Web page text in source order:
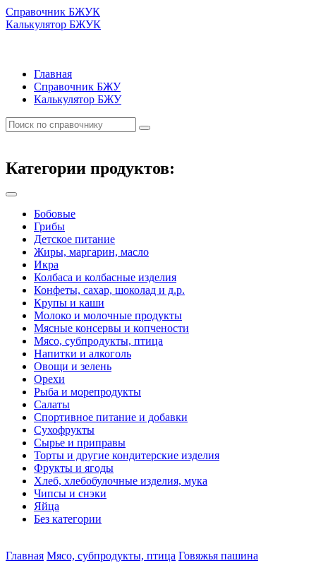
Справочник БЖУК
Калькулятор БЖУК
Главная
Справочник БЖУ
Калькулятор БЖУ
Категории продуктов:
Бобовые
Грибы
Детское питание
Жиры, маргарин, масло
Икра
Колбаса и колбасные изделия
Конфеты, сахар, шоколад и д.р.
Крупы и каши
Молоко и молочные продукты
Мясные консервы и копчености
Мясо, субпродукты, птица
Напитки и алкоголь
Овощи и зелень
Орехи
Рыба и морепродукты
Салаты
Спортивное питание и добавки
Сухофрукты
Сырье и приправы
Торты и другие кондитерские изделия
Фрукты и ягоды
Хлеб, хлебобулочные изделия, мука
Чипсы и снэки
Яйца
Без категории
Главная Мясо, субпродукты, птица Говяжья пашина